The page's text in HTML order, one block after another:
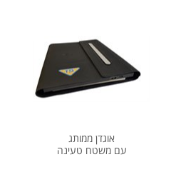
אוגדן ממותג
עם משטח טעינה